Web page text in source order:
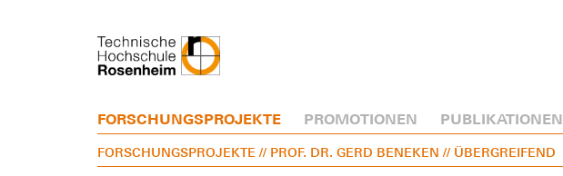
FORSCHUNGSPROJEKTE PROMOTIONEN PUBLIKATIONEN
FORSCHUNGSPROJEKTE // PROF. DR. GERD BENEKEN // ÜBERGREIFEND